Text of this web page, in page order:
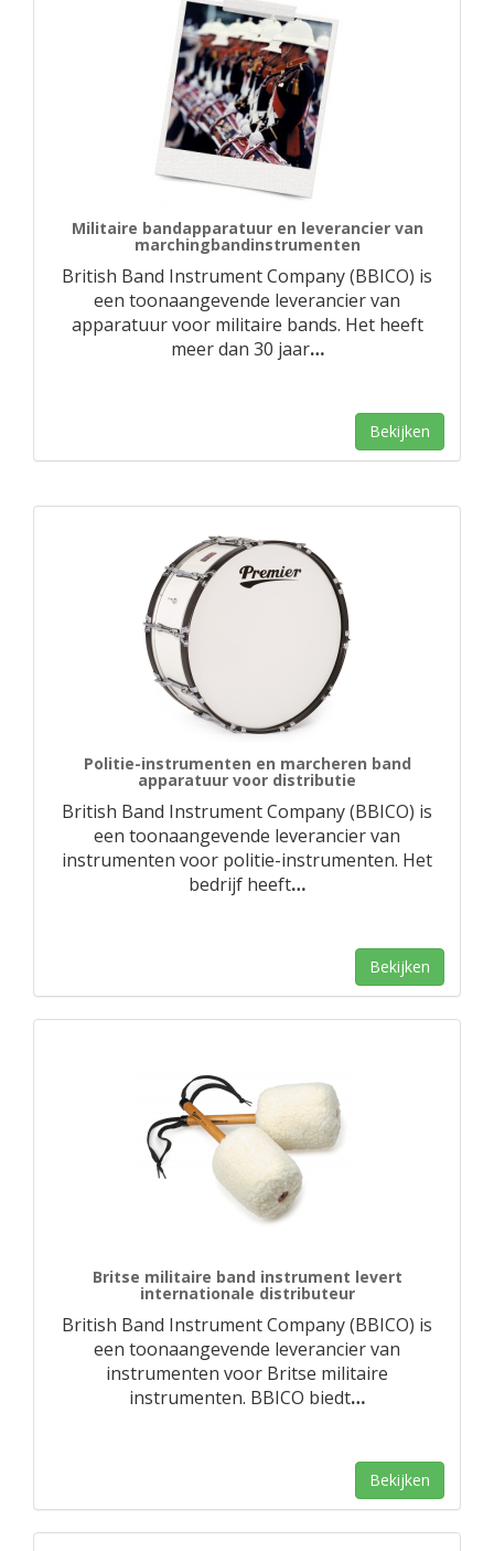
Militaire bandapparatuur en leverancier van
marchingbandinstrumenten
British Band Instrument Company (BBICO) is
een toonaangevende leverancier van
apparatuur voor militaire bands. Het heeft
meer dan 30 jaar…
Bekijken
Politie-instrumenten en marcheren band
apparatuur voor distributie
British Band Instrument Company (BBICO) is
een toonaangevende leverancier van
instrumenten voor politie-instrumenten. Het
bedrijf heeft…
Bekijken
Britse militaire band instrument levert
internationale distributeur
British Band Instrument Company (BBICO) is
een toonaangevende leverancier van
instrumenten voor Britse militaire
instrumenten. BBICO biedt…
Bekijken